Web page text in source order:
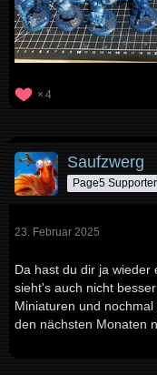
4
Saufzwerg
Page5 Supporter
23. Februar 2025
Da hast du dir ja wieder
sieht's auch nicht
Miniaturen und
den nächsten Monaten